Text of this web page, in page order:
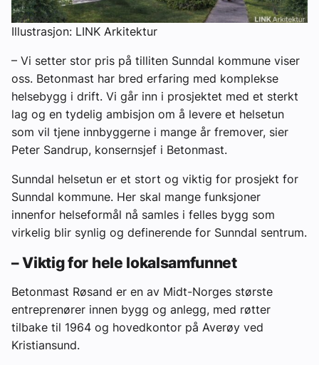
Illustrasjon: LINK Arkitektur
– Vi setter stor pris på tilliten Sunndal kommune viser
oss. Betonmast har bred erfaring med komplekse
helsebygg i drift. Vi går inn i prosjektet med et sterkt
lag og en tydelig ambisjon om å levere et helsetun
som vil tjene innbyggerne i mange år fremover, sier
Peter Sandrup, konsernsjef i Betonmast.
Sunndal helsetun er et stort og viktig for prosjekt for
Sunndal kommune. Her skal mange funksjoner
innenfor helseformål nå samles i felles bygg som
virkelig blir synlig og definerende for Sunndal sentrum.
– Viktig for hele lokalsamfunnet
Betonmast Røsand er en av Midt-Norges største
entreprenører innen bygg og anlegg, med røtter
tilbake til 1964 og hovedkontor på Averøy ved
Kristiansund.